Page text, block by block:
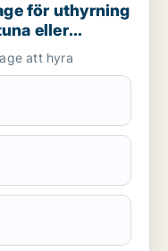
för uthyrning
eller
att hyra